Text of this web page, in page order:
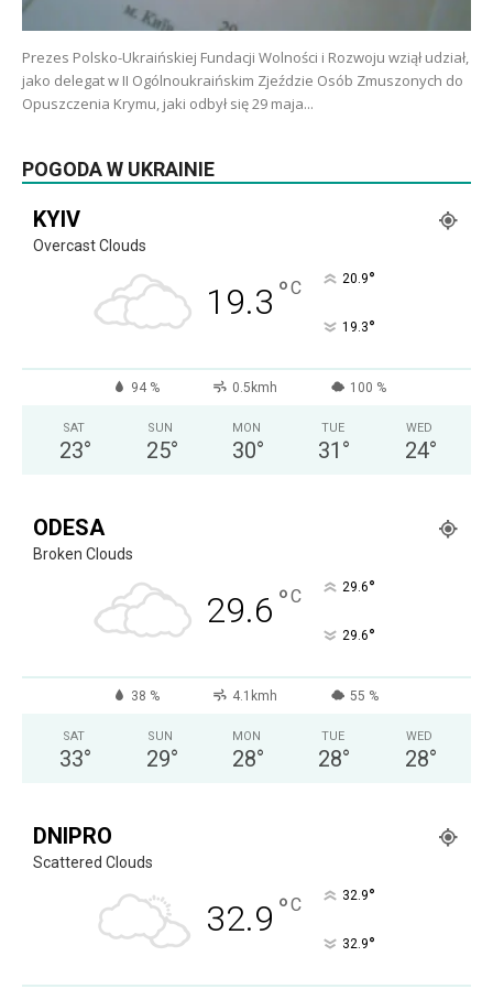
Prezes Polsko-Ukraińskiej Fundacji Wolności i Rozwoju wziął udział,
jako delegat w II Ogólnoukraińskim Zjeździe Osób Zmuszonych do
Opuszczenia Krymu, jaki odbył się 29 maja...
POGODA W UKRAINIE
KYIV
Overcast Clouds
19.3 °C 20.9°
19.3°
94 % 0.5kmh 100 %
SAT
23°
SUN
25°
MON
30°
TUE
31 °
WED
24°
ODESA
Broken Clouds
29.6 °C 29.6°
29.6°
38 % 4.1kmh 55 %
SAT
33°
SUN
29°
MON
28°
TUE
28°
WED
28°
DNIPRO
Scattered Clouds
32.9 °C 32.9°
32.9°